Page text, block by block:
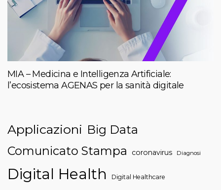
MIA – Medicina e Intelligenza Artificiale:
l’ecosistema AGENAS per la sanità digitale
Applicazioni Big Data
Comunicato Stampa
coronavirus Diagnosi
Digital Health Digital Healthcare